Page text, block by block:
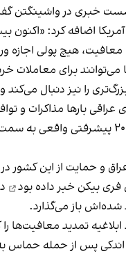
خبری در واشینگتن
اضافه کرد:
هیچ پولی اجازه
می‌توانند برای
را نیز دنبال
بارها مذاکرات و
میلر گفت: «عراق از سال
عراق و حمایت از این
بیکن خبر داده بود
شده‌اش باز می‌گذارد.
معافیت‌ها را که دولت آمریکا اواخر
پس از حمله حماس به